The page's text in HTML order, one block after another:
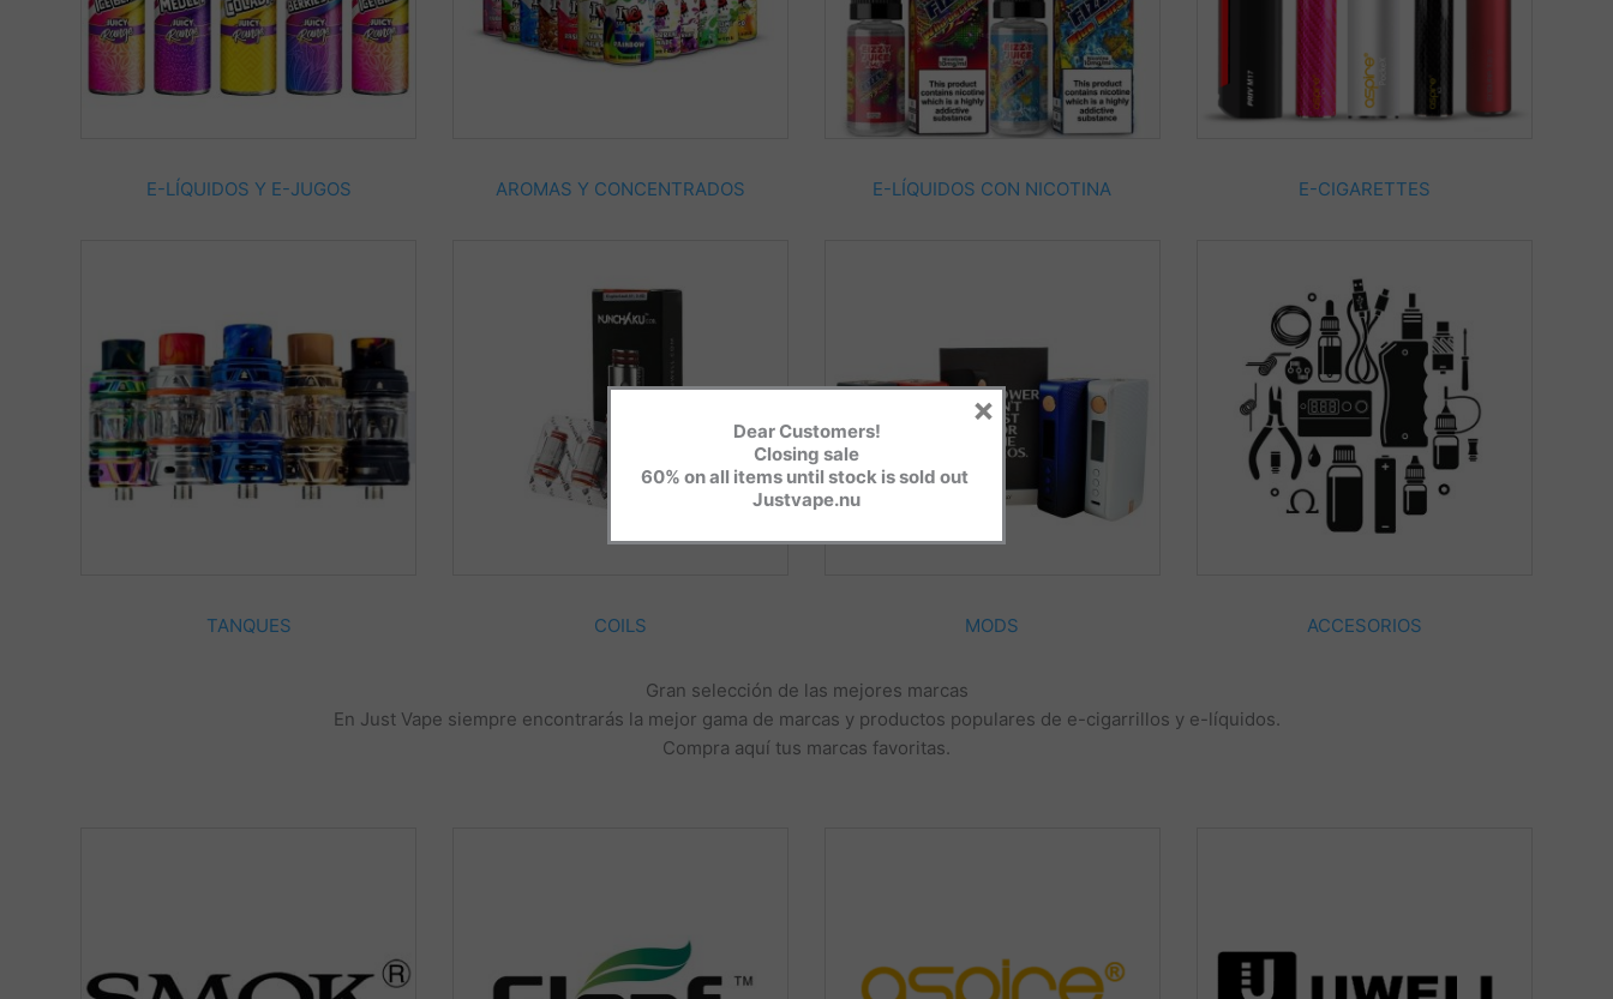
E-LÍQUIDOS Y E-JUGOS AROMAS Y CONCENTRADOS E-LÍQUIDOS CON NICOTINA E-CIGARETTES
TANQUES COILS MODS ACCESORIOS
Gran selección de las mejores marcas
En Just Vape siempre encontrarás la mejor gama de marcas y productos populares de e-cigarrillos y e-líquidos.
Compra aquí tus marcas favoritas.
Dear Customers!
Closing sale
60% on all items until stock is sold out
Justvape.nu
×